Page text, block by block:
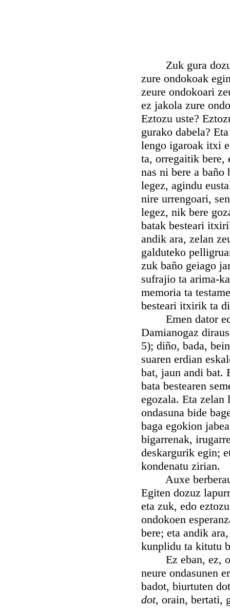
Zuk gura dozu
zure ondokoak
zeure ondokoari
ez jakola zure
Eztozu uste?
gurako dabela?
lengo igaroak itxi
ta, orregaitik bere,
nas ni bere a
legez, agindu
nire urrengoari,
legez, nik bere
batak besteari
andik ara, zelan
galduteko
zuk baño geiago
sufrajio ta arima-
memoria ta
besteari itxirik ta
Emen dator
Damianogaz
5); diño, bada,
suaren erdian
bat, jaun andi bat.
bata bestearen
egozala. Eta zelan
ondasuna bide
baga egokion
bigarrenak,
deskargurik egin;
kondenatu zirian.
Auxe berberau
Egiten dozuz
eta zuk, edo
ondokoen
bere; eta andik
kunplidu ta kitutu
Ez eban, ez, ori
neure ondasunen
badot, biurtuten
dot, orain, bertati,